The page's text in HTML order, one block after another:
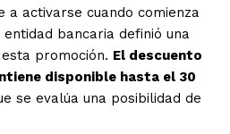
a activarse cuando comienza
bancaria definió una
promoción. El descuento
disponible hasta el 30
se evalúa una posibilidad de